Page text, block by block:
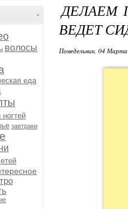
-
волосы
еда
ногтей
завтраки
ДЕЛАЕМ
ВЕДЕТ
Понедельник, 04